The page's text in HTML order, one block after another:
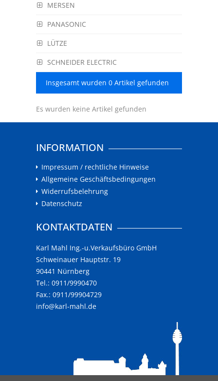
MERSEN
PANASONIC
LÜTZE
SCHNEIDER ELECTRIC
Insgesamt wurden 0 Artikel gefunden
Es wurden keine Artikel gefunden
INFORMATION
Impressum / rechtliche Hinweise
Allgemeine Geschäftsbedingungen
Widerrufsbelehrung
Datenschutz
KONTAKTDATEN
Karl Mahl Ing.-u.Verkaufsbüro GmbH
Schweinauer Hauptstr. 19
90441 Nürnberg
Tel.: 0911/9990470
Fax.: 0911/99904729
info@karl-mahl.de